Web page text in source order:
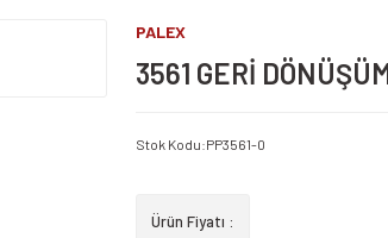
PALEX
3561 GERİ
Stok Kodu:PP3561-0
Ürün Fiyatı :